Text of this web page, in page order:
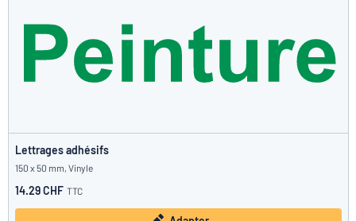
Lettrages adhésifs
150 x 50 mm, Vinyle
14.29 CHF TTC